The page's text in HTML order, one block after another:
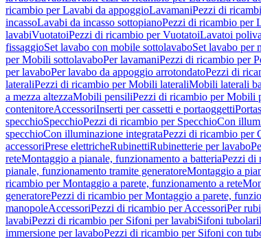
ricambio per Lavabi da appoggioLavamaniPezzi di
incassoLavabi da incasso sottopianoPezzi di ricambio per
lavabiVuotatoiPezzi di ricambio per VuotatoiLavatoi
fissaggioSet lavabo con mobile sottolavaboSet lavabo per
per Mobili sottolavaboPer lavamaniPezzi di ricambio per
per lavaboPer lavabo da appoggio arrotondatoPezzi di
lateraliPezzi di ricambio per Mobili lateraliMobili laterali
a mezza altezzaMobili pensiliPezzi di ricambio per Mobili
contenitoreAccessoriInserti per cassetti e portaoggetti
specchioSpecchioPezzi di ricambio per SpecchioCon
specchioCon illuminazione integrataPezzi di ricambio per
accessoriPrese elettricheRubinettiRubinetterie per lavabo
reteMontaggio a pianale, funzionamento a batteriaPezzi di
pianale, funzionamento tramite generatoreMontaggio a
ricambio per Montaggio a parete, funzionamento a rete
generatorePezzi di ricambio per Montaggio a parete,
manopoleAccessoriPezzi di ricambio per AccessoriPer
lavabiPezzi di ricambio per Sifoni per lavabiSifoni tubolari
immersione per lavaboPezzi di ricambio per Sifoni con